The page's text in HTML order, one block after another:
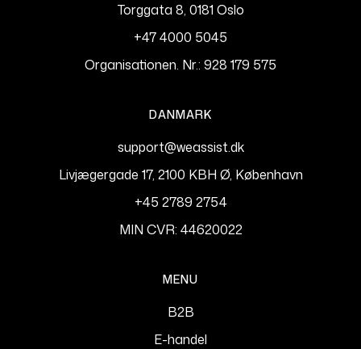
Torggata 8, 0181 Oslo
+47 4000 5045
Organisationen. Nr.: 928 179 575
DANMARK
support@weassist.dk
Livjægergade 17, 2100 KBH Ø, København
+45 2789 2754
MIN CVR: 44620022
MENU
B2B
E-handel